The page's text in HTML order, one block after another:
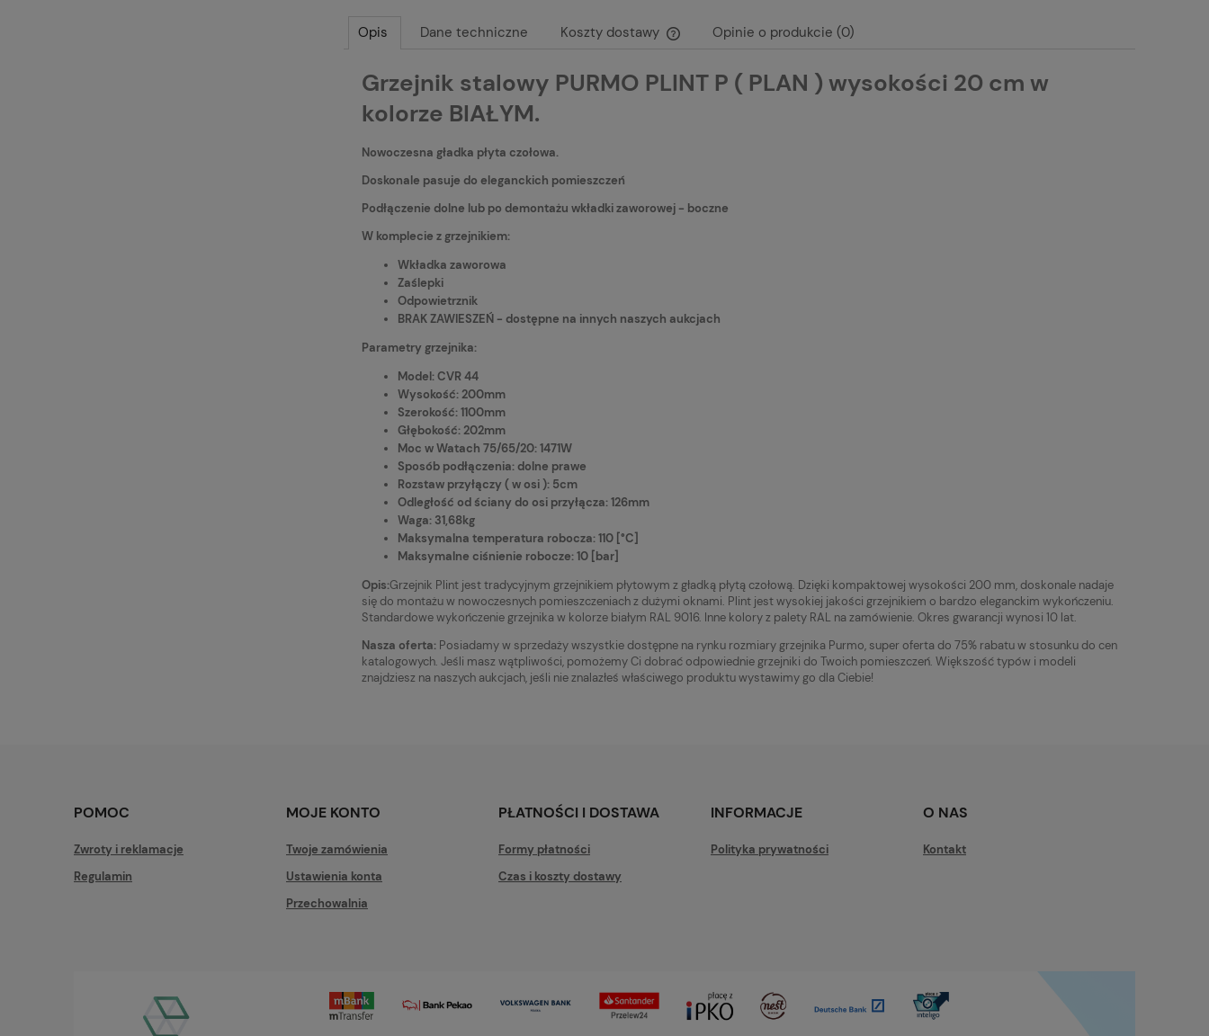
Opis Dane techniczne Koszty dostawy
Cena nie zawiera ewentualnych kosztów
Opinie o produkcie (0)
Grzejnik stalowy PURMO PLINT P ( PLAN ) wysokości 20 cm w
kolorze BIAŁYM.
Nowoczesna gładka płyta czołowa.
Doskonale pasuje do eleganckich pomieszczeń
Podłączenie dolne lub po demontażu wkładki zaworowej - boczne
W komplecie z grzejnikiem:
Wkładka zaworowa
Zaślepki
Odpowietrznik
BRAK ZAWIESZEŃ - dostępne na innych naszych aukcjach
Parametry grzejnika:
Model: CVR 44
Wysokość: 200mm
Szerokość: 1100mm
Głębokość: 202mm
Moc w Watach 75/65/20: 1471W
Sposób podłączenia: dolne prawe
Rozstaw przyłączy ( w osi ): 5cm
Odległość od ściany do osi przyłącza: 126mm
Waga: 31,68kg
Maksymalna temperatura robocza: 110 [°C]
Maksymalne ciśnienie robocze: 10 [bar]
Opis:Grzejnik Plint jest tradycyjnym grzejnikiem płytowym z gładką płytą czołową. Dzięki kompaktowej wysokości 200 mm, doskonale nadaje
się do montażu w nowoczesnych pomieszczeniach z dużymi oknami. Plint jest wysokiej jakości grzejnikiem o bardzo eleganckim wykończeniu.
Standardowe wykończenie grzejnika w kolorze białym RAL 9016. Inne kolory z palety RAL na zamówienie. Okres gwarancji wynosi 10 lat.
Nasza oferta: Posiadamy w sprzedaży wszystkie dostępne na rynku rozmiary grzejnika Purmo, super oferta do 75% rabatu w stosunku do cen
katalogowych. Jeśli masz wątpliwości, pomożemy Ci dobrać odpowiednie grzejniki do Twoich pomieszczeń. Większość typów i modeli
znajdziesz na naszych aukcjach, jeśli nie znalazłeś właściwego produktu wystawimy go dla Ciebie!
POMOC
Zwroty i reklamacje
Regulamin
MOJE KONTO
Twoje zamówienia
Ustawienia konta
Przechowalnia
PŁATNOŚCI I DOSTAWA
Formy płatności
Czas i koszty dostawy
INFORMACJE
Polityka prywatności
O NAS
Kontakt